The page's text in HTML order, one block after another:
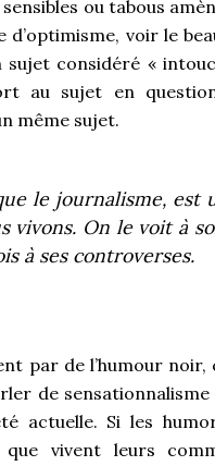
ou tabous
voir le
sujet considéré «
au sujet en
même sujet.
le journalisme,
vivons. On le voit à
à ses controverses.
par de l’humour
de sensationnalisme
actuelle. Si les
que vivent leurs